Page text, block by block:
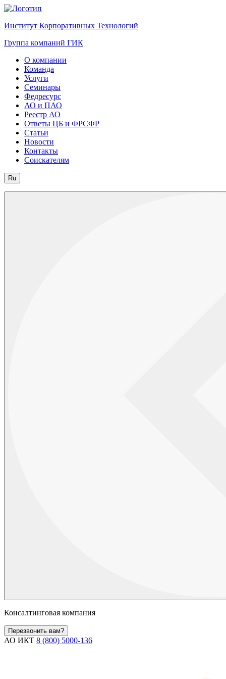
Институт Корпоративных Технологий
Группа компаний ГИК
О компании
Команда
Услуги
Семинары
Федресурс
АО и ПАО
Реестр АО
Ответы ЦБ и ФРСФР
Статьи
Новости
Контакты
Соискателям
Ru
Консалтинговая компания
Перезвонить вам?
АО ИКТ 8 (800) 5000-136